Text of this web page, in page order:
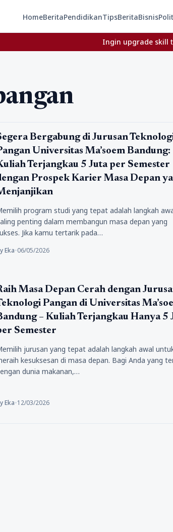
HomeBeritaPendidikanTipsBeritaBisnis
Ingin upgrade skill
PendidikanBergabung di Jurusan
Universitas Ma’soem Bandung:
Terjangkau 5 Juta per Semester
Prospek Karier Masa Depan
program studi yang tepat adalah langkah
penting dalam membangun masa depan yang
Jika kamu tertarik pada…
Eka•06/05/2026
Pendidikan
Masa Depan Cerah dengan
Pangan di Universitas
– Kuliah Terjangkau Hanya 5
Semester
jurusan yang tepat adalah langkah awal
kesuksesan di masa depan. Bagi Anda yang
dunia makanan,…
Eka•12/03/2026